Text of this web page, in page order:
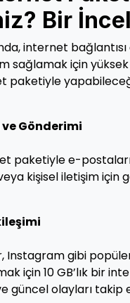
Bir
internet
sağlamak için yüksek
paketiyle
Gönderimi
paketiyle e-
kişisel iletişim
Instagram gibi
için 10 GB’lık bir
güncel olayları takip